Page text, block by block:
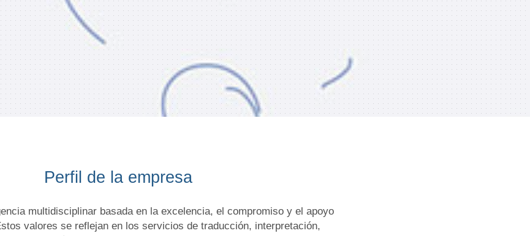
Perfil de la empresa
multidisciplinar basada en la excelencia, el compromiso y el apoyo
valores se reflejan en los servicios de traducción, interpretación,